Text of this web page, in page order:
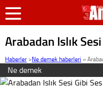
Arabadan Islık
Haberler >Ne demek haberleri »
Ne demek